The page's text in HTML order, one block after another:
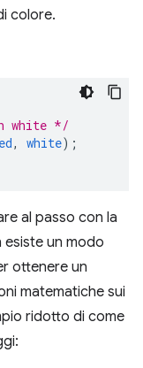
colore.
white */
, white);
al passo con la
esiste un modo
ottenere un
matematiche sui
ridotto di come